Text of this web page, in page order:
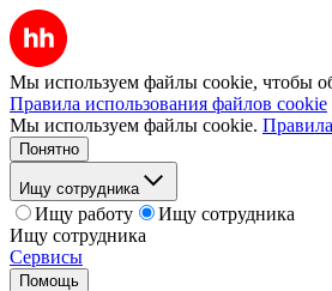
Мы используем файлы cookie, чтобы
Правила использования файлов cookie
Мы используем файлы cookie.
Понятно
Ищу сотрудника
Ищу работу
Ищу сотрудника
Ищу сотрудника
Сервисы
Помощь